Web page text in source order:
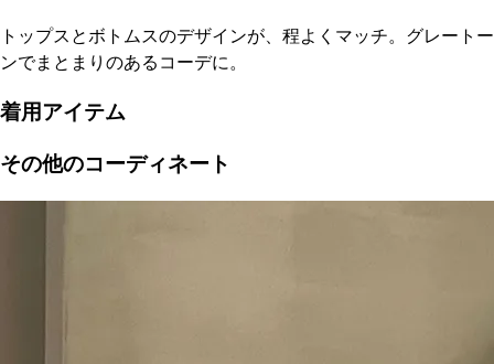
トップスとボトムスのデザインが、程よくマッチ。グレートー
ンでまとまりのあるコーデに。
着用アイテム
その他のコーディネート